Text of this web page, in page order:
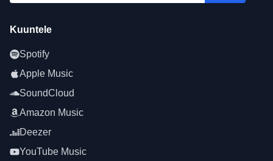
Kuuntele
Spotify
Apple Music
SoundCloud
Amazon Music
Deezer
YouTube Music